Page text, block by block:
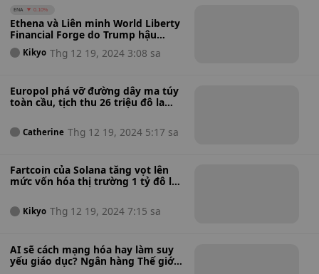
ENA 0.10%
Ethena và Liên minh World Liberty
Financial Forge do Trump hậu
thuẫn bắt đầu với việc triển khai
sUSDe
Kikyo Thg 12 19, 2024 3:08 sa
Europol phá vỡ đường dây ma túy
toàn cầu, tịch thu 26 triệu đô la
túy Catherine Thg 12 19, 2024 5:17 sa
Fartcoin của Solana tăng vọt lên
mức vốn hóa thị trường 1 tỷ đô la
khởi đầu hay kết thúc cho hành
trình của đồng tiền meme này?
Kikyo Thg 12 19, 2024 7:15 sa
AI sẽ cách mạng hóa hay làm suy
yếu giáo dục? Ngân hàng Thế giới